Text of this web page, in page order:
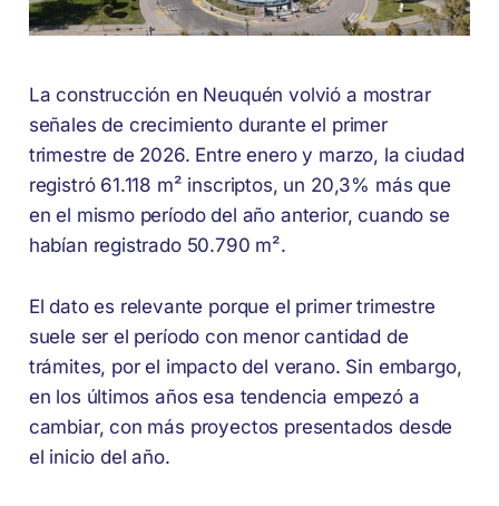
La construcción en Neuquén volvió a mostrar
señales de crecimiento durante el primer
trimestre de 2026. Entre enero y marzo, la ciudad
registró 61.118 m² inscriptos, un 20,3% más que
en el mismo período del año anterior, cuando se
habían registrado 50.790 m².
El dato es relevante porque el primer trimestre
suele ser el período con menor cantidad de
trámites, por el impacto del verano. Sin embargo,
en los últimos años esa tendencia empezó a
cambiar, con más proyectos presentados desde
el inicio del año.